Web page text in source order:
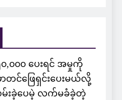
၀,၀၀၀ ပေးရင် အမှုကို
ာတင်ဖြေရှင်းပေးမယ်လို့
းခဲ့ပေမဲ့ လက်မခံခဲ့တဲ့